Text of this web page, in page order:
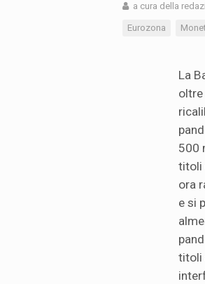
a cura della
Eurozona
La
oltre
500
titoli
ora
e si
titoli